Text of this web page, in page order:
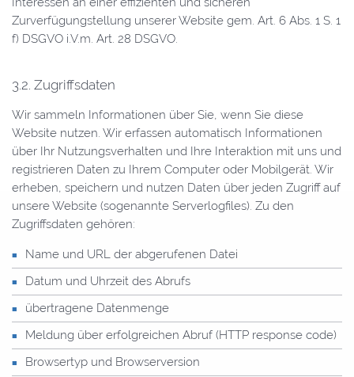
Zurverfügungstellung unserer Website gem. Art. 6 Abs. 1 S. 1
f) DSGVO i.V.m. Art. 28 DSGVO.
3.2. Zugriffsdaten
Wir sammeln Informationen über Sie, wenn Sie diese
Website nutzen. Wir erfassen automatisch Informationen
über Ihr Nutzungsverhalten und Ihre Interaktion mit uns und
registrieren Daten zu Ihrem Computer oder Mobilgerät. Wir
erheben, speichern und nutzen Daten über jeden Zugriff auf
unsere Website (sogenannte Serverlogfiles). Zu den
Zugriffsdaten gehören:
Name und URL der abgerufenen Datei
Datum und Uhrzeit des Abrufs
übertragene Datenmenge
Meldung über erfolgreichen Abruf (HTTP response code)
Browsertyp und Browserversion